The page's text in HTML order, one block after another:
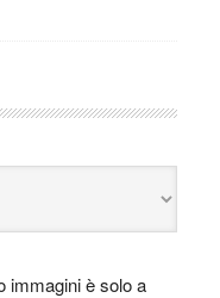
immagini è solo a